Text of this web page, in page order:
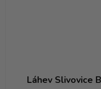
Láhev Slivovice